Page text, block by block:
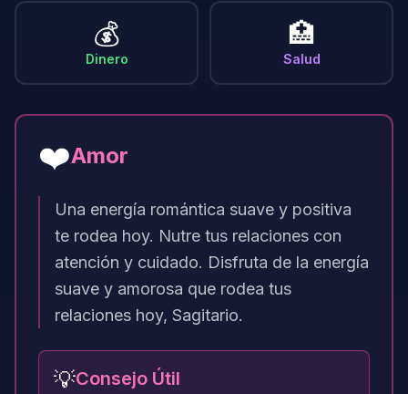
💰
Dinero
🏥
Salud
❤️Amor
Una energía romántica suave y positiva
te rodea hoy. Nutre tus relaciones con
atención y cuidado. Disfruta de la energía
suave y amorosa que rodea tus
relaciones hoy, Sagitario.
💡Consejo Útil